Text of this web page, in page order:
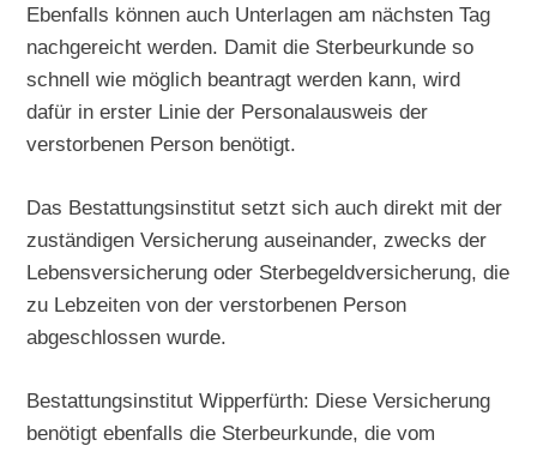
Ebenfalls können auch Unterlagen am nächsten Tag
nachgereicht werden. Damit die Sterbeurkunde so
schnell wie möglich beantragt werden kann, wird
dafür in erster Linie der Personalausweis der
verstorbenen Person benötigt.
Das Bestattungsinstitut setzt sich auch direkt mit der
zuständigen Versicherung auseinander, zwecks der
Lebensversicherung oder Sterbegeldversicherung, die
zu Lebzeiten von der verstorbenen Person
abgeschlossen wurde.
Bestattungsinstitut Wipperfürth: Diese Versicherung
benötigt ebenfalls die Sterbeurkunde, die vom